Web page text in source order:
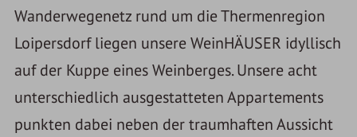
Wanderwegenetz rund um die Thermenregion
Loipersdorf liegen unsere WeinHÄUSER idyllisch
auf der Kuppe eines Weinberges. Unsere acht
unterschiedlich ausgestatteten Appartements
punkten dabei neben der traumhaften Aussicht